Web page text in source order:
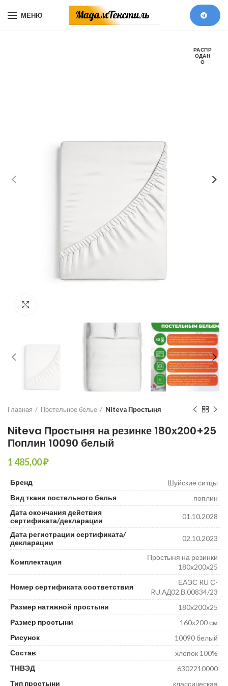
МЕНЮ
РАСПР
ОДАН
О
Главная Постельное белье Niteva Простыня
Niteva Простыня на резинке 180х200+25
Поплин 10090 белый
₽
Бренд
Шуйские ситцы
Вид ткани постельного белья
поплин
Дата окончания действия
сертификата/декларации
01.10.2028
Дата регистрации сертификата/
декларации
02.10.2023
Комплектация
Простыня на резинки
180х200х25
Номер сертификата соответствия
ЕАЭС RU С-
RU.АД02.В.00834/23
Размер натяжной простыни
180х200х25
Размер простыни
160х200 см
Рисунок
10090 белый
Состав
хлопок 100%
ТНВЭД
6302210000
Тип простыни
классическая